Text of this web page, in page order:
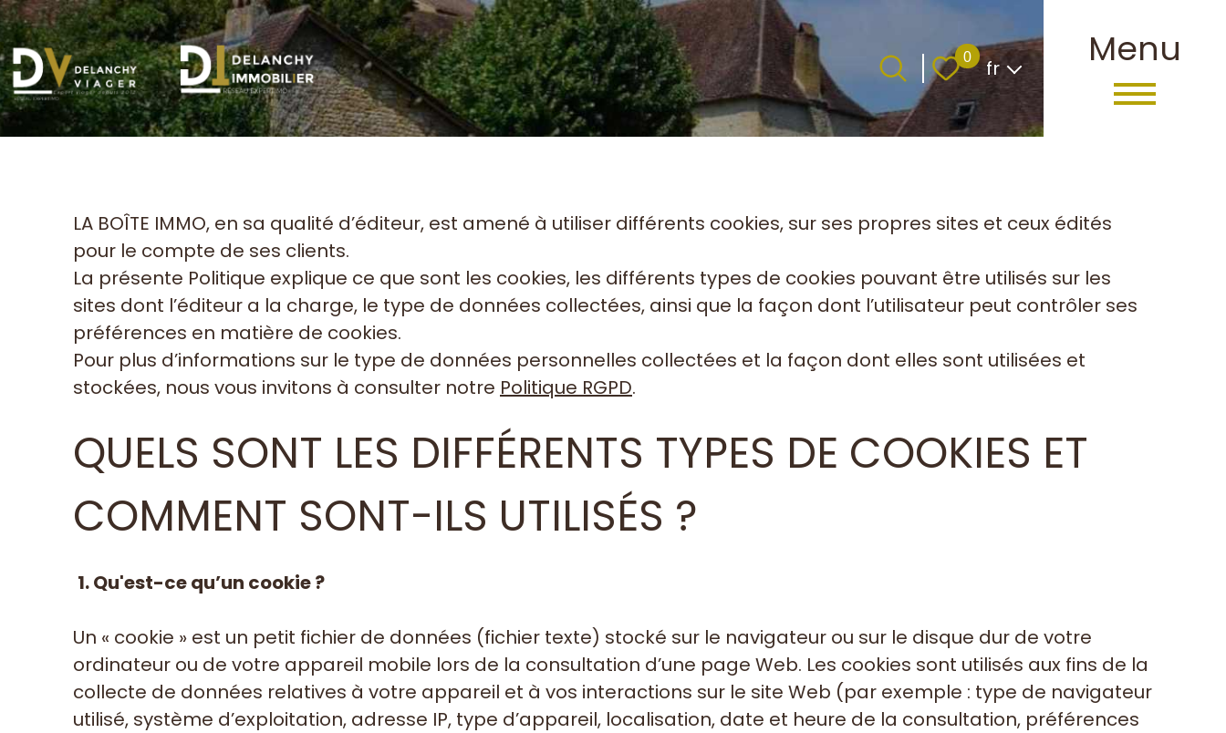
Menu
0 Langue
fr
LA BOÎTE IMMO, en sa qualité d’éditeur, est amené à utiliser différents cookies, sur ses propres sites et ceux édités
pour le compte de ses clients.
La présente Politique explique ce que sont les cookies, les différents types de cookies pouvant être utilisés sur les
sites dont l’éditeur a la charge, le type de données collectées, ainsi que la façon dont l’utilisateur peut contrôler ses
préférences en matière de cookies.
Pour plus d’informations sur le type de données personnelles collectées et la façon dont elles sont utilisées et
stockées, nous vous invitons à consulter notre Politique RGPD.
QUELS SONT LES DIFFÉRENTS TYPES DE COOKIES ET
COMMENT SONT-ILS UTILISÉS ?
1. Qu'est-ce qu’un cookie ?
Un « cookie » est un petit fichier de données (fichier texte) stocké sur le navigateur ou sur le disque dur de votre
ordinateur ou de votre appareil mobile lors de la consultation d’une page Web. Les cookies sont utilisés aux fins de la
collecte de données relatives à votre appareil et à vos interactions sur le site Web (par exemple : type de navigateur
utilisé, système d’exploitation, adresse IP, type d’appareil, localisation, date et heure de la consultation, préférences